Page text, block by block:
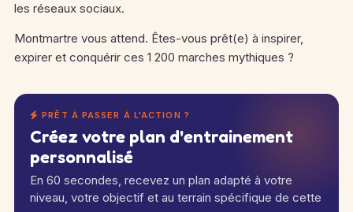
les réseaux sociaux.
Montmartre vous attend. Êtes-vous prêt(e) à inspirer,
expirer et conquérir ces 1 200 marches mythiques ?
PRÊT À PASSER À L'ACTION ?
Créez votre plan d'entrainement
personnalisé
En 60 secondes, recevez un plan adapté à votre
niveau, votre objectif et au terrain spécifique de cette